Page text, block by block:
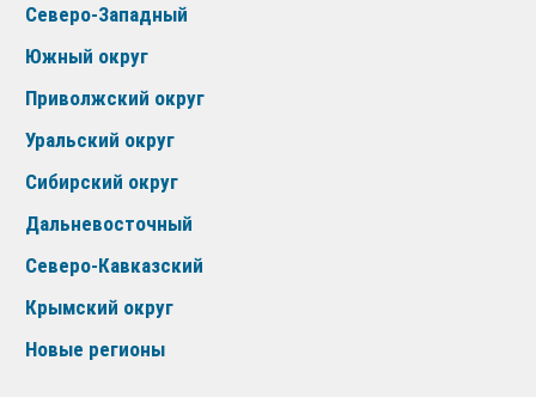
Северо-Западный
Южный округ
Приволжский округ
Уральский округ
Сибирский округ
Дальневосточный
Северо-Кавказский
Крымский округ
Новые регионы